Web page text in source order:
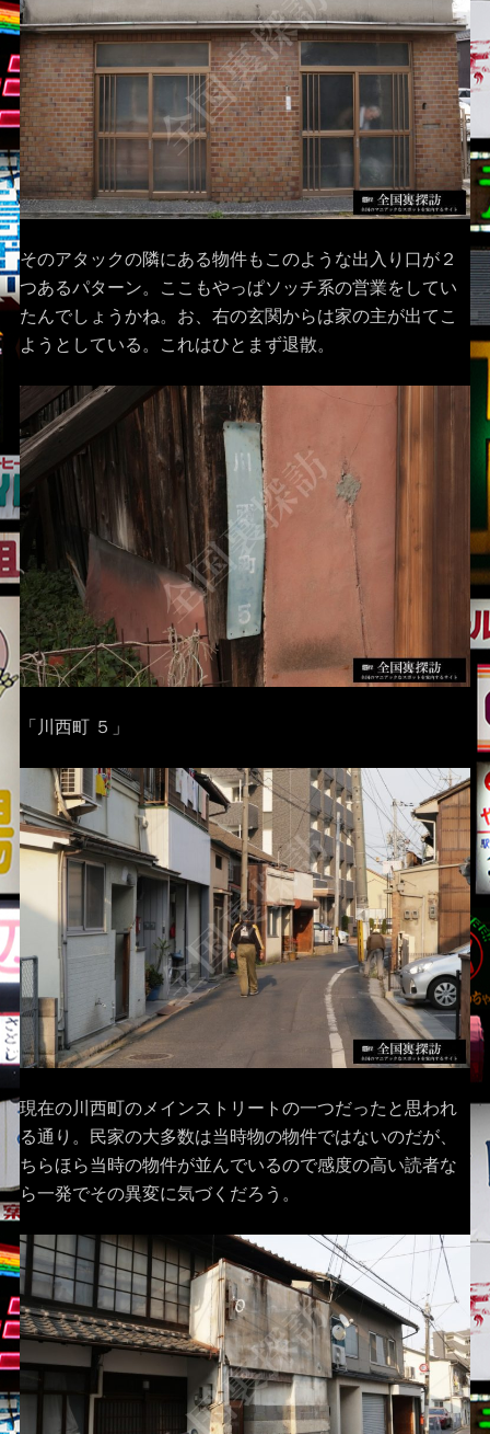
そのアタックの隣にある物件もこのような出入り口が２
つあるパターン。ここもやっぱソッチ系の営業をしてい
たんでしょうかね。お、右の玄関からは家の主が出てこ
ようとしている。これはひとまず退散。
「川西町 ５」
現在の川西町のメインストリートの一つだったと思われ
る通り。民家の大多数は当時物の物件ではないのだが、
ちらほら当時の物件が並んでいるので感度の高い読者な
ら一発でその異変に気づくだろう。